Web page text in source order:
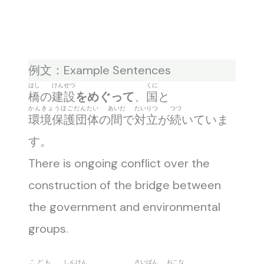
例文：Example Sentences
橋
はし
の建設
けんせつ
をめぐって、 国
くに
と
環境保護団体
かんきょうほごだんたい
の間
あいだ
で対立
たいりつ
が続
つづ
いていま
す。
There is ongoing conflict over the
construction of the bridge between
the government and environmental
groups.
こども しんけん さいばん おこな